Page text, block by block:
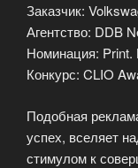
Заказчик:
Агентство: DDB
Номинация: Print.
Конкурс: CLIO
Подобная
успех, вселяет
стимулом к